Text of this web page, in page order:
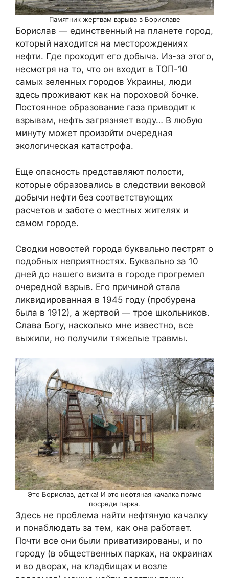
Памятник жертвам взрыва в Бориславе
Борислав — единственный на планете город,
который находится на месторождениях
нефти. Где проходит его добыча. Из-за этого,
несмотря на то, что он входит в ТОП-10
самых зеленных городов Украины, люди
здесь проживают как на пороховой бочке.
Постоянное образование газа приводит к
взрывам, нефть загрязняет воду… В любую
минуту может произойти очередная
экологическая катастрофа.
Еще опасность представляют полости,
которые образовались в следствии вековой
добычи нефти без соответствующих
расчетов и заботе о местных жителях и
самом городе.
Сводки новостей города буквально пестрят о
подобных неприятностях. Буквально за 10
дней до нашего визита в городе прогремел
очередной взрыв. Его причиной стала
ликвидированная в 1945 году (пробурена
была в 1912), а жертвой — трое школьников.
Слава Богу, насколько мне известно, все
выжили, но получили тяжелые травмы.
Это Борислав, детка! И это нефтяная качалка прямо
посреди парка.
Здесь не проблема найти нефтяную качалку
и понаблюдать за тем, как она работает.
Почти все они были приватизированы, и по
городу (в общественных парках, на окраинах
и во дворах, на кладбищах и возле